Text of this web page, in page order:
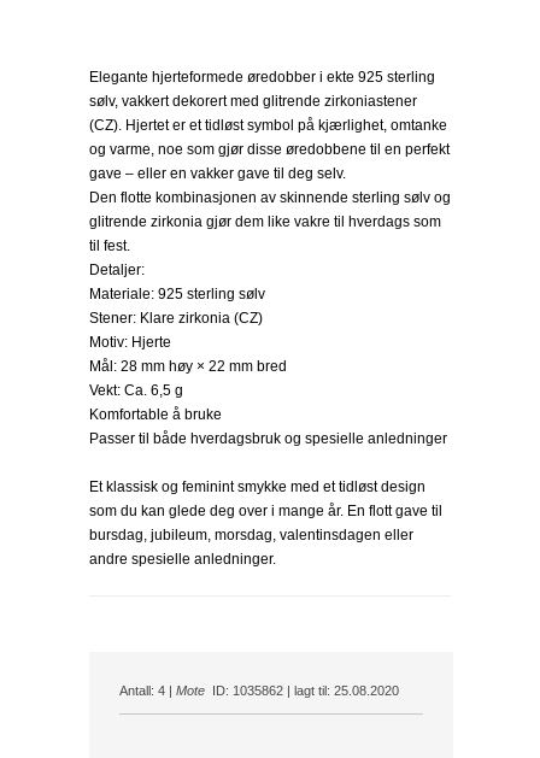
Elegante hjerteformede øredobber i ekte 925 sterling
sølv, vakkert dekorert med glitrende zirkoniastener
(CZ). Hjertet er et tidløst symbol på kjærlighet, omtanke
og varme, noe som gjør disse øredobbene til en perfekt
gave – eller en vakker gave til deg selv.
Den flotte kombinasjonen av skinnende sterling sølv og
glitrende zirkonia gjør dem like vakre til hverdags som
til fest.
Detaljer:
Materiale: 925 sterling sølv
Stener: Klare zirkonia (CZ)
Motiv: Hjerte
Mål: 28 mm høy × 22 mm bred
Vekt: Ca. 6,5 g
Komfortable å bruke
Passer til både hverdagsbruk og spesielle anledninger
Et klassisk og feminint smykke med et tidløst design
som du kan glede deg over i mange år. En flott gave til
bursdag, jubileum, morsdag, valentinsdagen eller
andre spesielle anledninger.
Antall: 4 | Mote ID: 1035862 | lagt til: 25.08.2020